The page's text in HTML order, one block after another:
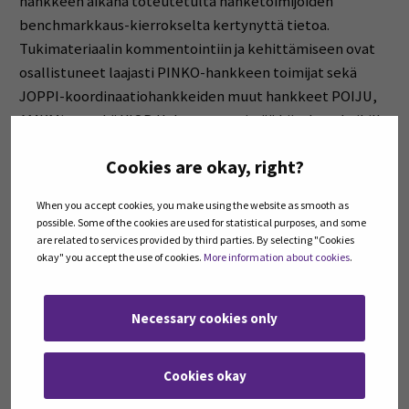
Cookies are okay, right?
When you accept cookies, you make using the website as smooth as
possible. Some of the cookies are used for statistical purposes, and some
are related to services provided by third parties. By selecting "Cookies
okay" you accept the use of cookies. More information about cookies.
Necessary cookies only
Cookies okay
benchmarkkaus-kierrokselta kertynyttä tietoa.
Tukimateriaalin kommentointiin ja kehittämiseen ovat
osallistuneet laajasti PINKO-hankkeen toimijat sekä
JOPPI-koordinaatiohankkeiden muut hankkeet POIJU,
AMKMicro sekä YJOP. Haluamme esittää kiitokset kaikille